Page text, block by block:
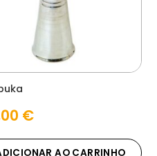
€
AO CARRINHO